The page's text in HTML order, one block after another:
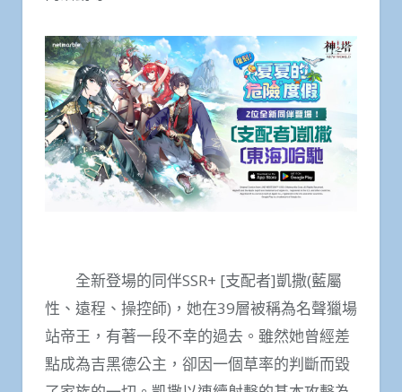
全新登場的同伴SSR+ [支配者]凱撒(藍屬
性、遠程、操控師)，她在39層被稱為名聲獵場
站帝王，有著一段不幸的過去。雖然她曾經差
點成為吉黑德公主，卻因一個草率的判斷而毀